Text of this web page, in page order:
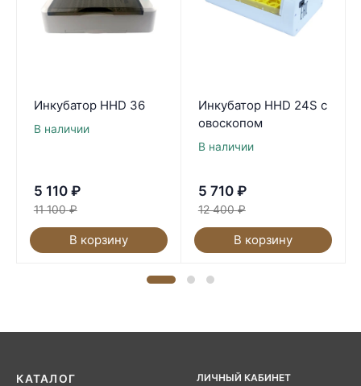
Инкубатор HHD 36
В наличии
5 110 ₽
11 100 ₽
В корзину
Инкубатор HHD 24S с
овоскопом
В наличии
5 710 ₽
12 400 ₽
В корзину
КАТАЛОГ ЛИЧНЫЙ КАБИНЕТ